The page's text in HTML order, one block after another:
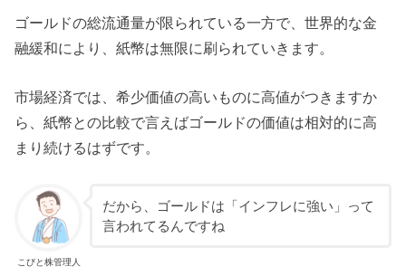
ゴールドの総流通量が限られている一方で、世界的な金
融緩和により、紙幣は無限に刷られていきます。
市場経済では、希少価値の高いものに高値がつきますか
ら、紙幣との比較で言えばゴールドの価値は相対的に高
まり続けるはずです。
こびと株管理人
だから、ゴールドは「インフレに強い」って
言われてるんですね